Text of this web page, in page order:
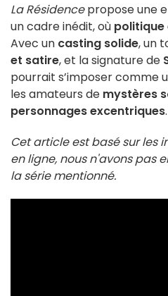
La Résidencepropose une
un cadre inédit, où politique
Avec un casting solide, un
et satire, et la signature de
pourrait s’imposer comme
les amateurs de mystères
personnages excentriques.
Cet article est basé sur les
en ligne, nous n'avons pas
la série mentionné.